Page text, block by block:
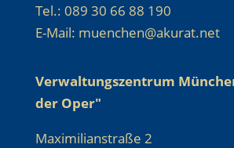
Tel.: 089 30 66 88 190
E-Mail: muenchen@akurat.net
Verwaltungszentrum
der Oper"
Maximilianstraße 2